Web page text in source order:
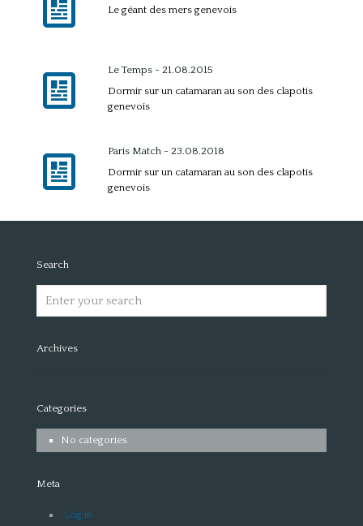
Le géant des mers genevois
Le Temps - 21.08.2015
Dormir sur un catamaran au son des clapotis
genevois
Paris Match - 23.08.2018
Dormir sur un catamaran au son des clapotis
genevois
Search
Archives
Categories
No categories
Meta
Log in